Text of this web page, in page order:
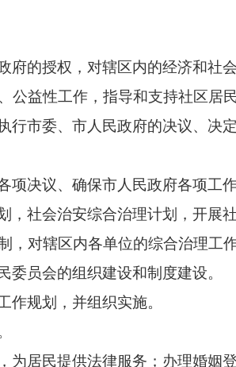
府的授权，对辖区内的经济和社
益性工作，指导和支持社区居
行市委、市人民政府的决议、决
项决议、确保市人民政府各项工
，社会治安综合治理计划，开展
对辖区内各单位的综合治理工
委员会的组织建设和制度建设。
作规划，并组织实施。
为居民提供法律服务；办理婚姻